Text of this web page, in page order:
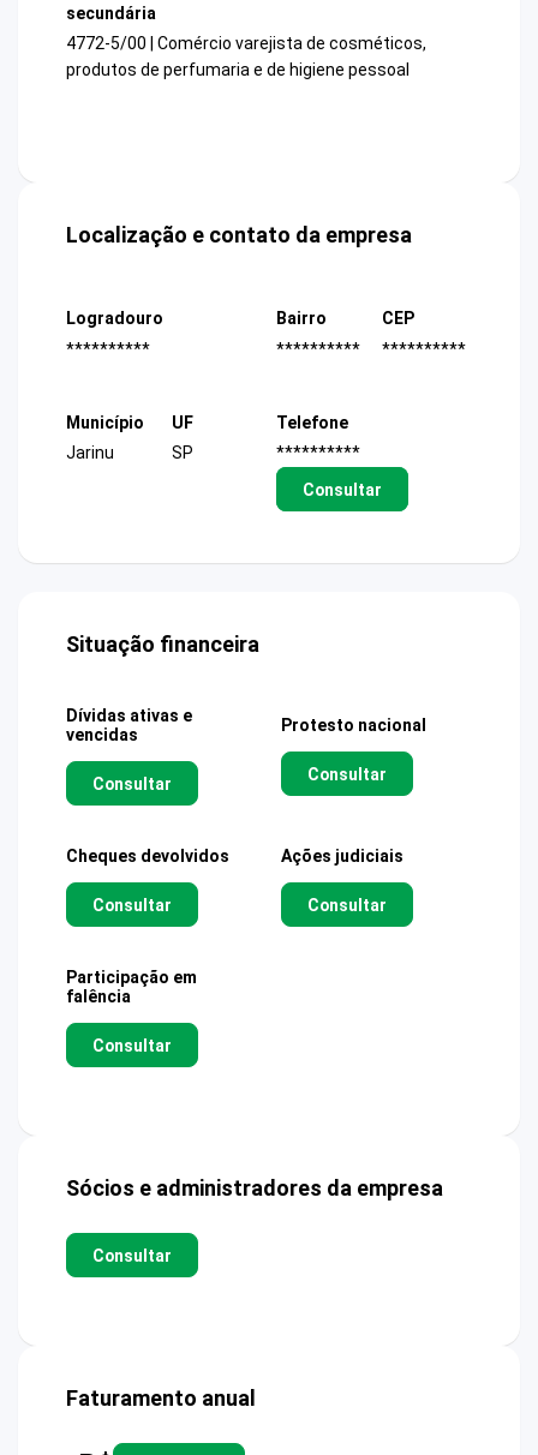
secundária
4772-5/00 | Comércio varejista de cosméticos,
produtos de perfumaria e de higiene pessoal
Localização e contato da empresa
Logradouro
**********
Bairro
**********
CEP
**********
Município
Jarinu
UF
SP
Telefone
**********
Consultar
Situação financeira
Dívidas ativas e
vencidas
Consultar
Protesto nacional
Consultar
Cheques devolvidos
Consultar
Ações judiciais
Consultar
Participação em
falência
Consultar
Sócios e administradores da empresa
Consultar
Faturamento anual